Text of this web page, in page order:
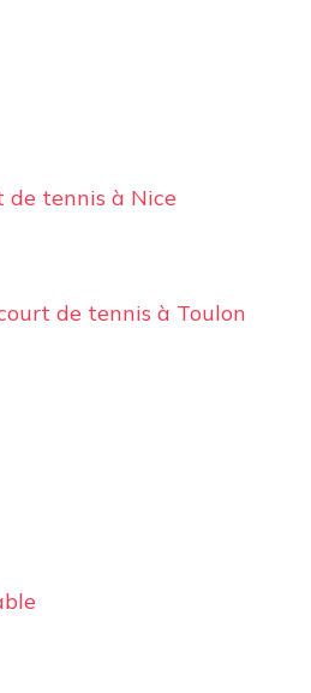
de tennis à Nice
de tennis à Toulon